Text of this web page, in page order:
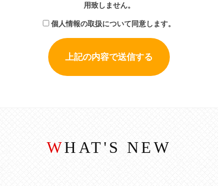
用致しません。
個人情報の取扱について同意します。
WHAT'S NEW